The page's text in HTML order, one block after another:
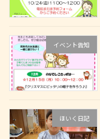
イベント告知
ほいく日記